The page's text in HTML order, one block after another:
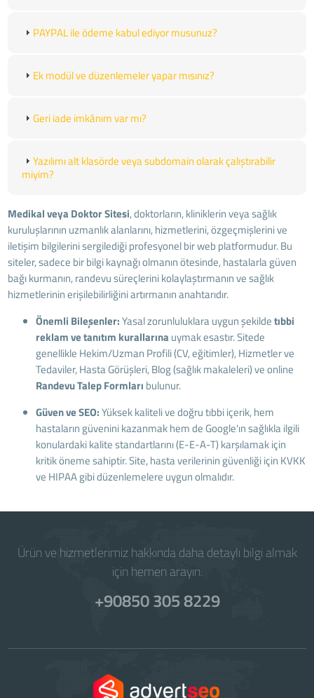
PAYPAL ile ödeme kabul ediyor musunuz?
Ek modül ve düzenlemeler yapar mısınız?
Geri iade imkânım var mı?
Yazılımı alt klasörde veya subdomain olarak çalıştırabilir
miyim?
Medikal veya Doktor Sitesi, doktorların, kliniklerin veya sağlık
kuruluşlarının uzmanlık alanlarını, hizmetlerini, özgeçmişlerini ve
iletişim bilgilerini sergilediği profesyonel bir web platformudur. Bu
siteler, sadece bir bilgi kaynağı olmanın ötesinde, hastalarla güven
bağı kurmanın, randevu süreçlerini kolaylaştırmanın ve sağlık
hizmetlerinin erişilebilirliğini artırmanın anahtarıdır.
Önemli Bileşenler:Yasal zorunluluklara uygun şekildetıbbi
reklam ve tanıtım kurallarına uymak esastır. Sitede
genellikle Hekim/Uzman Profili (CV, eğitimler), Hizmetler ve
Tedaviler, Hasta Görüşleri, Blog (sağlık makaleleri) ve online
Randevu Talep Formları bulunur.
Güven ve SEO:Yüksek kaliteli ve doğru tıbbi içerik, hem
hastaların güvenini kazanmak hem de Google'ın sağlıkla ilgili
konulardaki kalite standartlarını (E-E-A-T) karşılamak için
kritik öneme sahiptir. Site, hasta verilerinin güvenliği için KVKK
ve HIPAA gibi düzenlemelere uygun olmalıdır.
Ürün ve hizmetlerimiz hakkında daha detaylı bilgi almak
için hemen arayın.
+90850 305 8229